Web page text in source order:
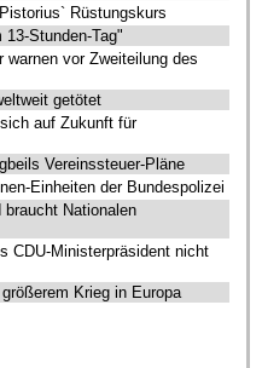
Rüstungskurs
Stunden-Tag"
warnen vor Zweiteilung des
getötet
auf Zukunft für
Vereinssteuer-Pläne
Einheiten der Bundespolizei
braucht Nationalen
CDU-Ministerpräsident nicht
Krieg in Europa